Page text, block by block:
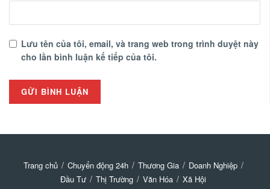
Lưu tên của tôi, email, và trang web trong trình duyệt này
cho lần bình luận kế tiếp của tôi.
Trang chủ Chuyển động 24h Thương Gia
Doanh Nghiệp
Đầu Tư
Thị Trường Văn Hóa Xã Hội